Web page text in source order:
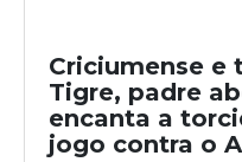
Criciumense e
Tigre, padre
encanta a
jogo contra o